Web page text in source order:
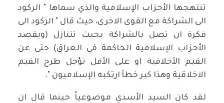
تنتهجها الأحزاب الإسلامية والذي سماها " الركود
الى الشراكة مع القوى الاخرى، حيث قال " الركود الى
فكرة ان تصل بالشراكة بحيث تتنازل (ويقصد
الأحزاب الإسلامية الحاكمة في العراق) حتى عن
القيم الأخلاقية او على الأقل تؤجل طرح القيم
الاخلاقية وهذا كبر خطأ ارتكبه الإسلاميون ".
لقد كان السيد الأسدي موضوعياً حينما قال ان